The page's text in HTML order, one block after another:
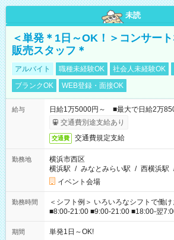
未読
＜単発＊1日～OK！＞コンサー
販売スタッフ＊
アルバイト 職種未経験OK 社会人未経験OK
ブランクOK
WEB登録・面接OK
給与
日給1万5000円～ ■最大で日給2万
交通費別途支給あり
交通費 交通費規定支給
勤務地
横浜市西区
横浜駅 / みなとみらい駅 / 西横浜駅
イベント会場
勤務時間
＜シフト例＞ いろいろなシフトで働
■8:00-21:00 ■9:00-21:00 ■18:00-翌
期間 単発1日～OK!